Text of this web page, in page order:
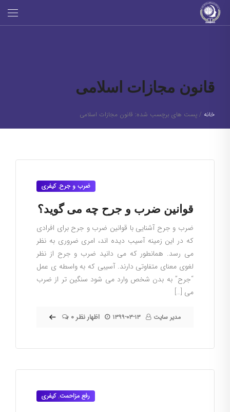
قانون مجازات اسلامی
خانه / پست های برچسب شده: قانون مجازات اسلامی
ضرب و جرح,کیفری
قوانین ضرب و جرح چه می گوید؟
ضرب و جرح آشنایی با قوانین ضرب و جرح برای افرادی
که در این زمینه آسیب دیده اند، امری ضروری به نظر
می رسد. همانطور که می دانید ضرب و جرح از نظر
لغوی معنای متفاوتی دارند. آسیبی که به واسطه ی عمل
“جرح” به بدن شخص وارد می شود سنگین تر از ضرب
می […]
مدیر سایت ۱۳۹۹-۰۳-۱۳ ۰ اظهار نظر
رفع مزاحمت,کیفری